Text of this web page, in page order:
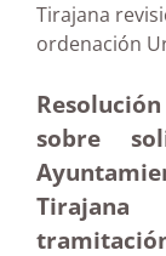
Tirajana
sobre